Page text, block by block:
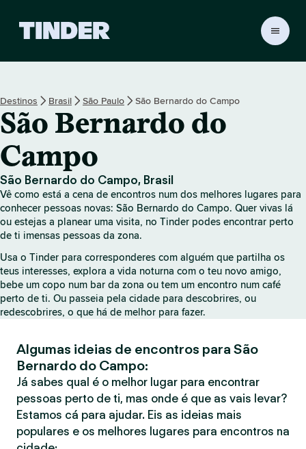
a
i
n
a
l
d
o
i
n
d
e
r
Destinos Brasil São Paulo São Bernardo do Campo
São Bernardo do
Campo
São Bernardo do Campo, Brasil
Vê como está a cena de encontros num dos melhores lugares para
conhecer pessoas novas: São Bernardo do Campo. Quer vivas lá
ou estejas a planear uma visita, no Tinder podes encontrar perto
de ti imensas pessoas da zona.
Usa o Tinder para corresponderes com alguém que partilha os
teus interesses, explora a vida noturna com o teu novo amigo,
bebe um copo num bar da zona ou tem um encontro num café
perto de ti. Ou passeia pela cidade para descobrires, ou
redescobrires, o que há de melhor para fazer.
Algumas ideias de encontros para São
Bernardo do Campo:
Já sabes qual é o melhor lugar para encontrar
pessoas perto de ti, mas onde é que as vais levar?
Estamos cá para ajudar. Eis as ideias mais
populares e os melhores lugares para encontros na